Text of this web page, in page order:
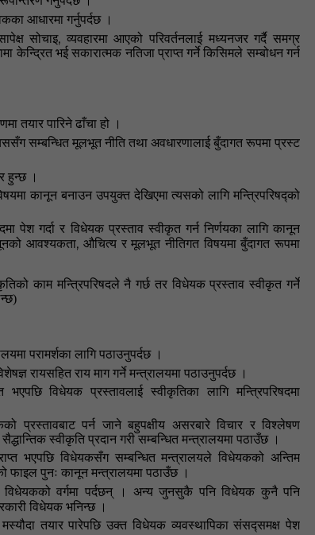
आधारमा गर्नुपर्दछ ।
सोचाइ, व्यवहारमा आएको परिवर्तनलाई मध्यनजर गर्दै समग्र
केन्द्रित भई सकारात्मक नतिजा प्राप्त गर्ने किसिमले सम्बोधन गर्न
तयार पारिने ढाँचा हो ।
सम्बन्धित मूलभूत नीति तथा अवधारणालाई बुँदागत रूपमा प्रस्ट
हुन्छ ।
कानून बनाउन उपयुक्त देखिएमा त्यसको लागि मन्त्रिपरिषद्को
पेश गर्दा र विधेयक प्रस्ताव स्वीकृत गर्न निर्णयका लागि कानून
आवश्यकता, औचित्य र मूलभूत नीतिगत विषयमा बुँदागत रूपमा
काम मन्त्रिपरिषदले नै गर्छ तर विधेयक प्रस्ताव स्वीकृत गर्ने
परामर्शका लागि पठाउनुपर्दछ ।
रायसहित राय माग गर्ने मन्त्रालयमा पठाउनुपर्दछ ।
भएपछि विधेयक प्रस्तावलाई स्वीकृतिका लागि मन्त्रिपरिषदमा
प्रस्तावबाट पर्न जाने बहुपक्षीय असरबारे विचार र विश्लेषण
सैद्धान्तिक स्वीकृति प्रदान गरी सम्बन्धित मन्त्रालयमा पठाउँछ ।
भएपछि विधेयकसँग सम्बन्धित मन्त्रालयले विधेयकको अन्तिम
फाइल पुनः कानून मन्त्रालयमा पठाउँछ ।
वर्गमा पर्दछन्
। अन्य जुनसुकै पनि विधेयक कुनै पनि
विधेयक भनिन्छ ।
तयार पारेपछि उक्त विधेयक व्यवस्थापिका संसद्समक्ष पेश